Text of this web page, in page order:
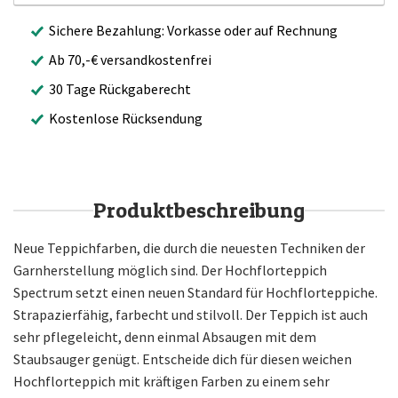
Sichere Bezahlung: Vorkasse oder auf Rechnung
Ab 70,-€ versandkostenfrei
30 Tage Rückgaberecht
Kostenlose Rücksendung
Produktbeschreibung
Neue Teppichfarben, die durch die neuesten Techniken der
Garnherstellung möglich sind. Der Hochflorteppich
Spectrum setzt einen neuen Standard für Hochflorteppiche.
Strapazierfähig, farbecht und stilvoll. Der Teppich ist auch
sehr pflegeleicht, denn einmal Absaugen mit dem
Staubsauger genügt. Entscheide dich für diesen weichen
Hochflorteppich mit kräftigen Farben zu einem sehr